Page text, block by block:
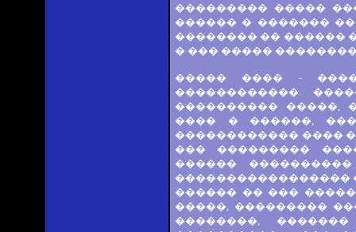
��������� �����
������ � �������
�������� �� ������
� ��� �����
����� ���� -
������������.
���������� �����,
���� � ������,
������������ ����
��� ���������
������
�����������������
������ �� ���
�����, ���������
��������,